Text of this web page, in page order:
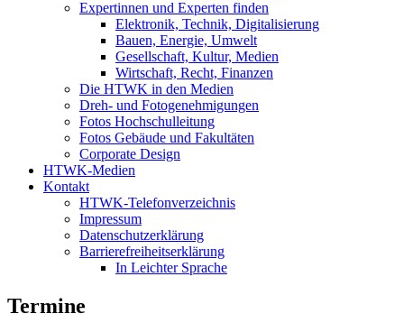
Expertinnen und Experten finden
Elektronik, Technik, Digitalisierung
Bauen, Energie, Umwelt
Gesellschaft, Kultur, Medien
Wirtschaft, Recht, Finanzen
Die HTWK in den Medien
Dreh- und Fotogenehmigungen
Fotos Hochschulleitung
Fotos Gebäude und Fakultäten
Corporate Design
HTWK-Medien
Kontakt
HTWK-Telefonverzeichnis
Impressum
Datenschutzerklärung
Barrierefreiheitserklärung
In Leichter Sprache
Termine